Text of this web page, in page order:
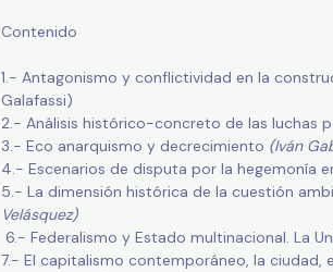
Contenido
1.- Antagonismo y conflictividad en la
Galafassi)
2.- Análisis histórico-concreto de las luchas
3.- Eco anarquismo y decrecimiento (Iván
4.- Escenarios de disputa por la hegemonía
5.- La dimensión histórica de la cuestión
Velásquez)
6.- Federalismo y Estado multinacional. La
7.- El capitalismo contemporáneo, la ciudad,